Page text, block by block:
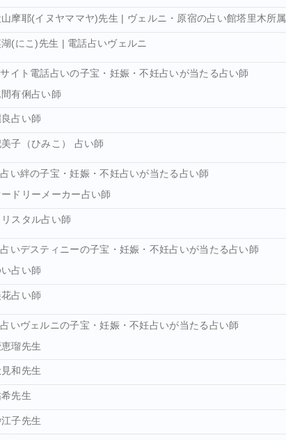
山摩耶(イヌヤママヤ)先生 | ヴェルニ・原宿の占い館塔里木所属
(にこ)先生 | 電話占いヴェルニ
イト電話占いの子宝・妊娠・不妊占いが当たる占い師
間有俐占い師
良占い師
子（ひみこ） 占い師
い絆の子宝・妊娠・不妊占いが当たる占い師
ードリーメーカー占い師
リスタル占い師
いデスティニーの子宝・妊娠・不妊占いが当たる占い師
い占い師
花占い師
いヴェルニの子宝・妊娠・不妊占いが当たる占い師
瑠先生
和先生
先生
子先生